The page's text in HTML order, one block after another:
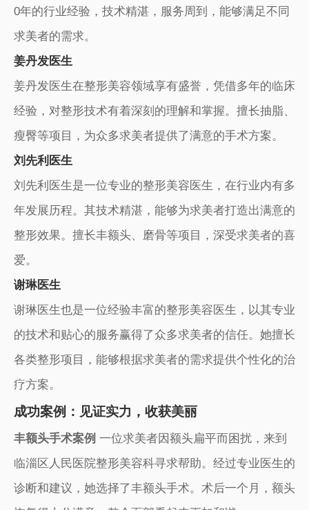
0年的行业经验，技术精湛，服务周到，能够满足不同
求美者的需求。
姜丹发医生
姜丹发医生在整形美容领域享有盛誉，凭借多年的临床
经验，对整形技术有着深刻的理解和掌握。擅长抽脂、
瘦臀等项目，为众多求美者提供了满意的手术方案。
刘先利医生
刘先利医生是一位专业的整形美容医生，在行业内有多
年发展历程。其技术精湛，能够为求美者打造出满意的
整形效果。擅长丰额头、磨骨等项目，深受求美者的喜
爱。
谢琳医生
谢琳医生也是一位经验丰富的整形美容医生，以其专业
的技术和贴心的服务赢得了众多求美者的信任。她擅长
各类整形项目，能够根据求美者的需求提供个性化的治
疗方案。
成功案例：见证实力，收获美丽
丰额头手术案例 一位求美者因额头扁平而困扰，来到
临淄区人民医院整形美容科寻求帮助。经过专业医生的
诊断和建议，她选择了丰额头手术。术后一个月，额头